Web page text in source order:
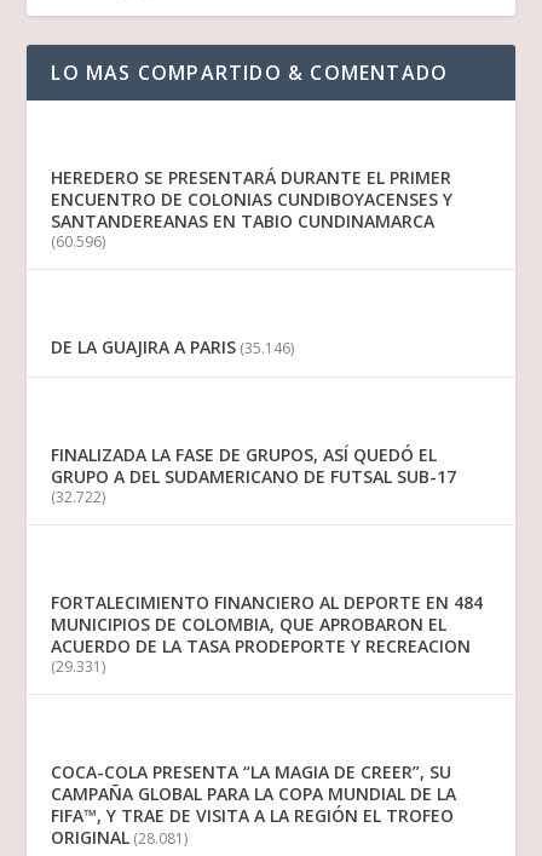
LO MAS COMPARTIDO & COMENTADO
HEREDERO SE PRESENTARÁ DURANTE EL PRIMER
ENCUENTRO DE COLONIAS CUNDIBOYACENSES Y
SANTANDEREANAS EN TABIO CUNDINAMARCA
(60.596)
DE LA GUAJIRA A PARIS (35.146)
FINALIZADA LA FASE DE GRUPOS, ASÍ QUEDÓ EL
GRUPO A DEL SUDAMERICANO DE FUTSAL SUB-17
(32.722)
FORTALECIMIENTO FINANCIERO AL DEPORTE EN 484
MUNICIPIOS DE COLOMBIA, QUE APROBARON EL
ACUERDO DE LA TASA PRODEPORTE Y RECREACION
(29.331)
COCA-COLA PRESENTA “LA MAGIA DE CREER”, SU
CAMPAÑA GLOBAL PARA LA COPA MUNDIAL DE LA
FIFA™, Y TRAE DE VISITA A LA REGIÓN EL TROFEO
ORIGINAL (28.081)